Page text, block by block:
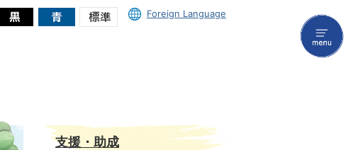
Foreign Language
支援・助成